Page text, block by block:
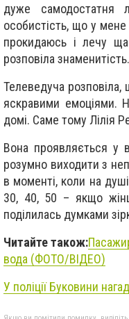
дуже самодостатня
особистість, що у
прокидаюсь і лечу
розповіла знаменитість.
Телеведуча
яскравими емоціями.
домі. Саме тому Лілія
Вона проявляється у
розумно виходити з
в моменті, коли на
30, 40, 50 – якщо
поділилась думками
Читайте також:
вода (ФОТО/ВІДЕО)
У поліції Буковини